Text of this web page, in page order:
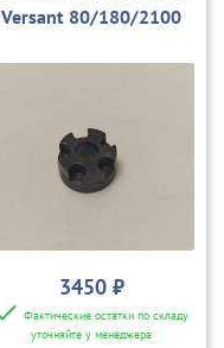
Versant 80/180/2100
3450 ₽
Фактические остатки по складу
уточняйте у менеджера